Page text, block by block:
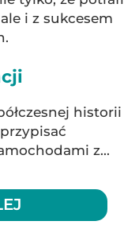
i z sukcesem
historii
z...